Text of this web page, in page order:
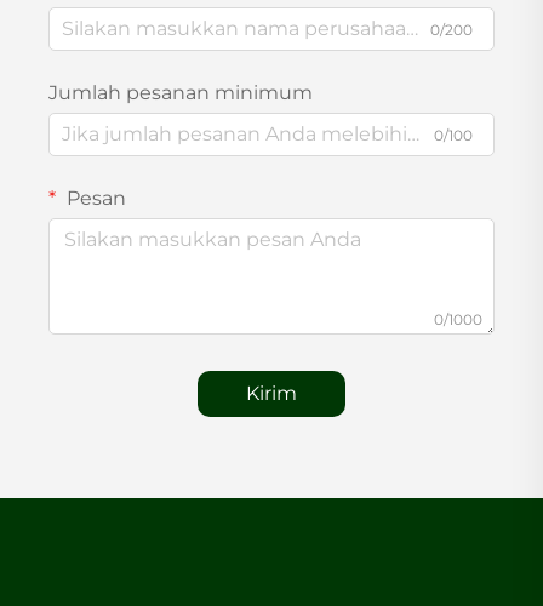
0/200
Jumlah pesanan minimum
0/100
Pesan
0/1000
Kirim